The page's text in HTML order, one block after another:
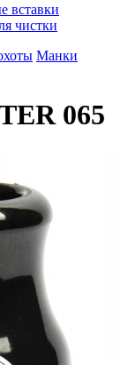
вставки
чистки
Манки
065